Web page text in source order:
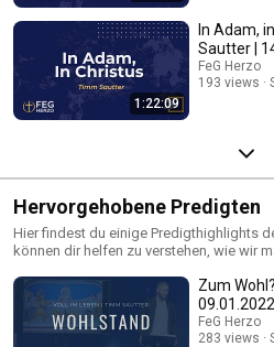
1:22:09
In Adam,
Sautter |
FeG Herzo
193 views
Hervorgehobene Predigten
Hier findest du einige Predigthighlights
können dir helfen zu verstehen, wie wir
Gemeinde.
Zum
09.01.2022
FeG Herzo
283 views